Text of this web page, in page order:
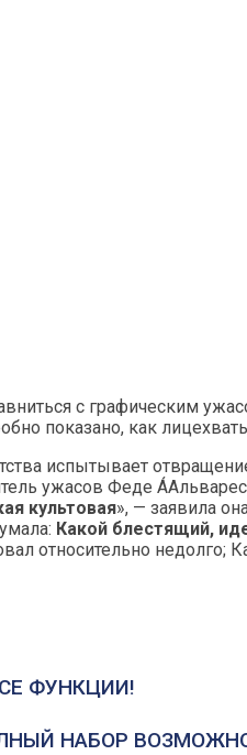
с графическим
показано, как
испытывает
ужасов Феде ÁАльварес.
культовая», — заявила
Какой блестящий,
относительно недолго;
ФУНКЦИИ!
НАБОР